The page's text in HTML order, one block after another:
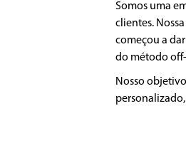
Somos uma
clientes.
começou a
do método
Nosso